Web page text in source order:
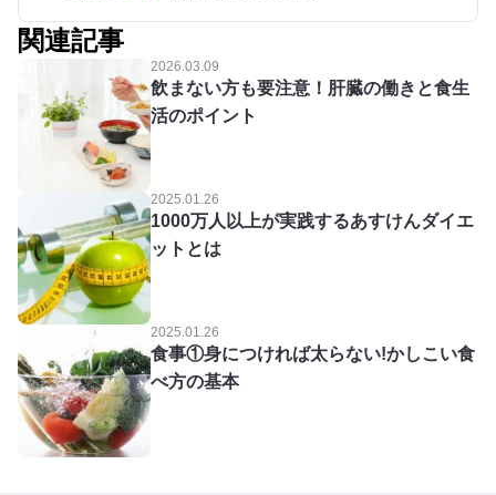
関連記事
2026.03.09
飲まない方も要注意！肝臓の働きと食生
活のポイント
2025.01.26
1000万人以上が実践するあすけんダイエ
ットとは
2025.01.26
食事①身につければ太らない!かしこい食
べ方の基本